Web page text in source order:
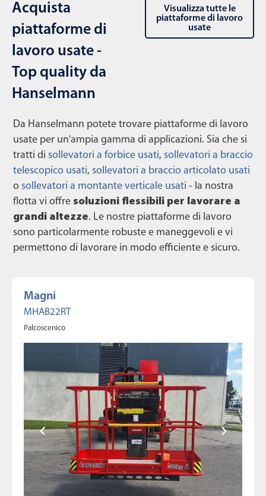
Acquista
piattaforme di
lavoro usate -
Top quality da
Hanselmann
Visualizza tutte le
piattaforme di lavoro
usate
Da Hanselmann potete trovare piattaforme di lavoro
usate per un'ampia gamma di applicazioni. Sia che si
tratti di sollevatori a forbice usati, sollevatori a braccio
telescopico usati, sollevatori a braccio articolato usati
o sollevatori a montante verticale usati - la nostra
flotta vi offre soluzioni flessibili per lavorare a
grandi altezze. Le nostre piattaforme di lavoro
sono particolarmente robuste e maneggevoli e vi
permettono di lavorare in modo efficiente e sicuro.
Magni
MHAB22RT
Palcoscenico